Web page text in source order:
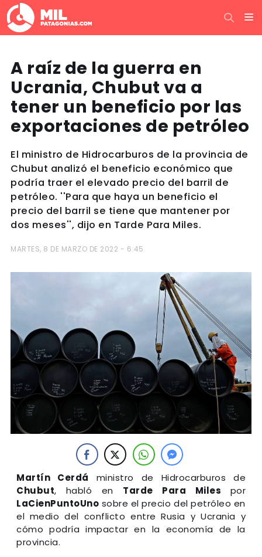
A raíz de la guerra en
Ucrania, Chubut va a
tener un beneficio por las
exportaciones de petróleo
El ministro de Hidrocarburos de la provincia de
Chubut analizó el beneficio económico que
podría traer el elevado precio del barril de
petróleo. ''Para que haya un beneficio el
precio del barril se tiene que mantener por
dos meses'', dijo en Tarde Para Miles.
MARTES, 8 DE MARZO DE 2022 - 6:45
Martín Cerdá ministro de Hidrocarburos de
Chubut, habló en Tarde Para Miles por
LaCienPuntoUno sobre el precio del petróleo en
el medio del conflicto entre Rusia y Ucrania y
cómo podría impactar en la economía de la
provincia.